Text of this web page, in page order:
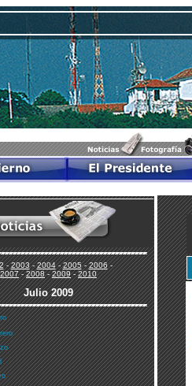
-2003-2004-2005-2006-
2007-2008-2009-2010
Julio 2009